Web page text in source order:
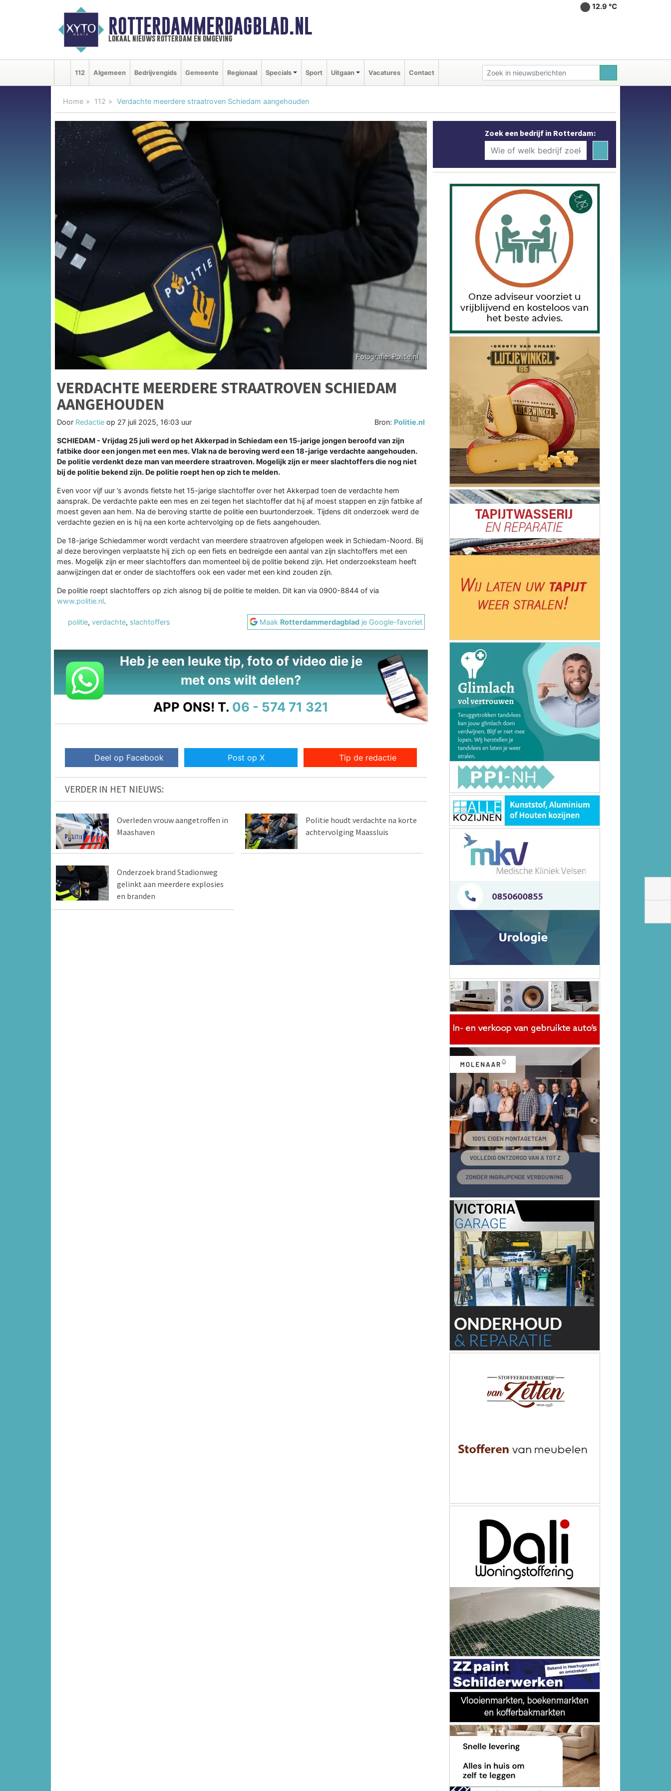
ROTTERDAMMERDAGBLAD.NL
lokaal nieuws rotterdam en omgeving
12.9 ℃
112 Algemeen Bedrijvengids Gemeente Regionaal Specials Sport Uitgaan Vacatures Contact
Home 112 Verdachte meerdere straatroven Schiedam aangehouden
VERDACHTE MEERDERE STRAATROVEN SCHIEDAM
AANGEHOUDEN
Door Redactie op 27 juli 2025, 16:03 uur Bron: Politie.nl
SCHIEDAM - Vrijdag 25 juli werd op het Akkerpad in Schiedam een 15-jarige jongen beroofd van zijn
fatbike door een jongen met een mes. Vlak na de beroving werd een 18-jarige verdachte aangehouden.
De politie verdenkt deze man van meerdere straatroven. Mogelijk zijn er meer slachtoffers die nog niet
bij de politie bekend zijn. De politie roept hen op zich te melden.
Even voor vijf uur ’s avonds fietste het 15-jarige slachtoffer over het Akkerpad toen de verdachte hem
aansprak. De verdachte pakte een mes en zei tegen het slachtoffer dat hij af moest stappen en zijn fatbike af
moest geven aan hem. Na de beroving startte de politie een buurtonderzoek. Tijdens dit onderzoek werd de
verdachte gezien en is hij na een korte achtervolging op de fiets aangehouden.
De 18-jarige Schiedammer wordt verdacht van meerdere straatroven afgelopen week in Schiedam-Noord. Bij
al deze berovingen verplaatste hij zich op een fiets en bedreigde een aantal van zijn slachtoffers met een
mes. Mogelijk zijn er meer slachtoffers dan momenteel bij de politie bekend zijn. Het onderzoeksteam heeft
aanwijzingen dat er onder de slachtoffers ook een vader met een kind zouden zijn.
De politie roept slachtoffers op zich alsnog bij de politie te melden. Dit kan via 0900-8844 of via
www.politie.nl.
politie, verdachte, slachtoffers Maak Rotterdammerdagblad je Google-favoriet
Heb je een leuke tip, foto of video die je
met ons wilt delen?
APP ONS! T. 06 - 574 71 321
Deel op Facebook Post op X Tip de redactie
VERDER IN HET NIEUWS:
Overleden vrouw aangetroffen in
Maashaven
Politie houdt verdachte na korte
achtervolging Maassluis
Onderzoek brand Stadionweg
gelinkt aan meerdere explosies
en branden
Zoek een bedrijf in Rotterdam: